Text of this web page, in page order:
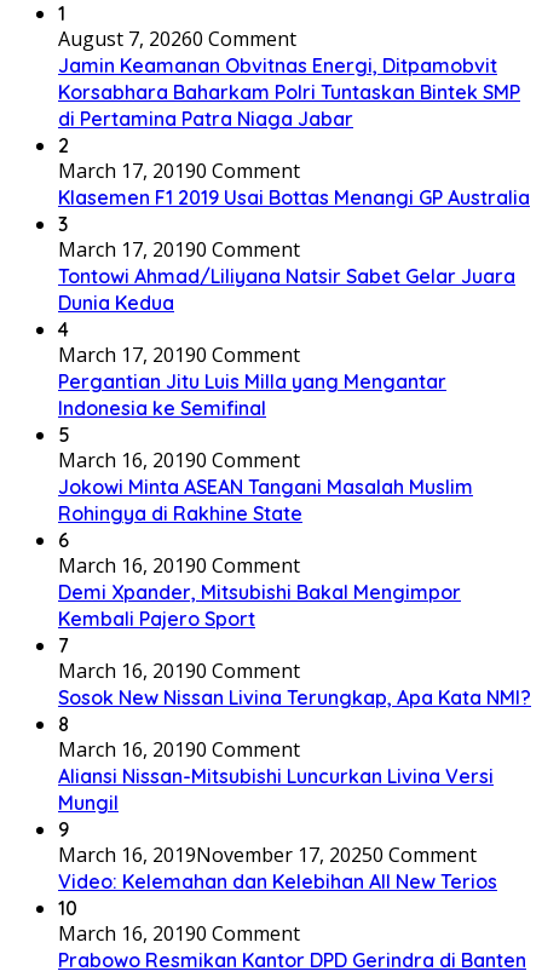
1
August 7, 20260 Comment
Jamin Keamanan Obvitnas Energi, Ditpamobvit
Korsabhara Baharkam Polri Tuntaskan Bintek SMP
di Pertamina Patra Niaga Jabar
2
March 17, 20190 Comment
Klasemen F1 2019 Usai Bottas Menangi GP Australia
3
March 17, 20190 Comment
Tontowi Ahmad/Liliyana Natsir Sabet Gelar Juara
Dunia Kedua
4
March 17, 20190 Comment
Pergantian Jitu Luis Milla yang Mengantar
Indonesia ke Semifinal
5
March 16, 20190 Comment
Jokowi Minta ASEAN Tangani Masalah Muslim
Rohingya di Rakhine State
6
March 16, 20190 Comment
Demi Xpander, Mitsubishi Bakal Mengimpor
Kembali Pajero Sport
7
March 16, 20190 Comment
Sosok New Nissan Livina Terungkap, Apa Kata NMI?
8
March 16, 20190 Comment
Aliansi Nissan-Mitsubishi Luncurkan Livina Versi
Mungil
9
March 16, 2019November 17, 20250 Comment
Video: Kelemahan dan Kelebihan All New Terios
10
March 16, 20190 Comment
Prabowo Resmikan Kantor DPD Gerindra di Banten